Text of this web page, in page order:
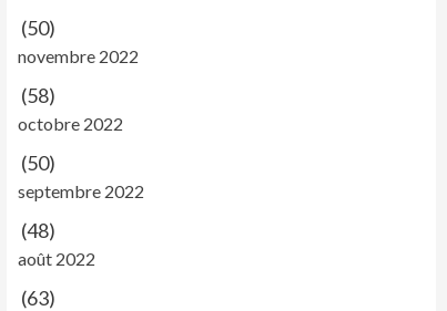
(50)
novembre 2022
(58)
octobre 2022
(50)
septembre 2022
(48)
août 2022
(63)